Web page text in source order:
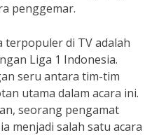
penggemar.
terpopuler di TV adalah
Liga 1 Indonesia.
seru antara tim-tim
utama dalam acara ini.
seorang pengamat
menjadi salah satu acara